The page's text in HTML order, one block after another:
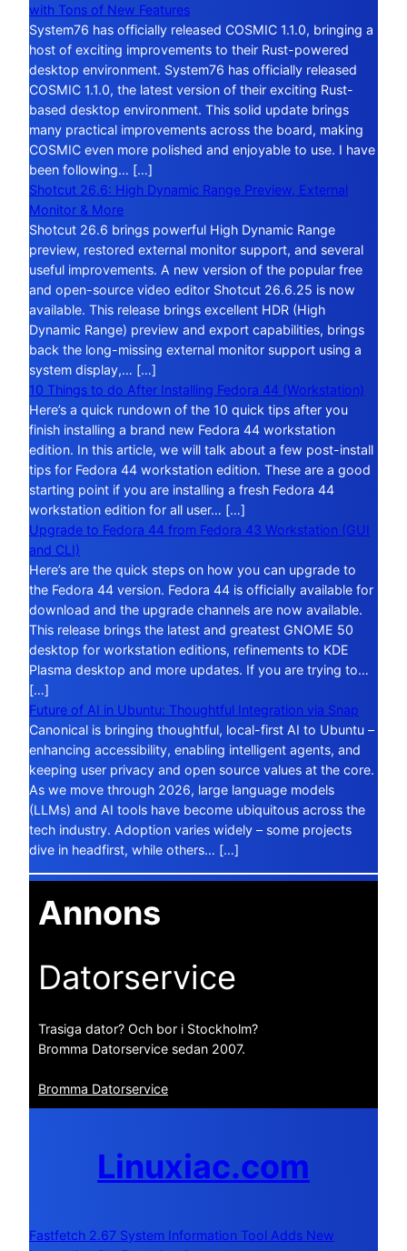
with Tons of New Features
System76 has officially released COSMIC 1.1.0, bringing a
host of exciting improvements to their Rust-powered
desktop environment. System76 has officially released
COSMIC 1.1.0, the latest version of their exciting Rust-
based desktop environment. This solid update brings
many practical improvements across the board, making
COSMIC even more polished and enjoyable to use. I have
been following… […]
Shotcut 26.6: High Dynamic Range Preview, External
Monitor & More
Shotcut 26.6 brings powerful High Dynamic Range
preview, restored external monitor support, and several
useful improvements. A new version of the popular free
and open-source video editor Shotcut 26.6.25 is now
available. This release brings excellent HDR (High
Dynamic Range) preview and export capabilities, brings
back the long-missing external monitor support using a
system display,… […]
10 Things to do After Installing Fedora 44 (Workstation)
Here’s a quick rundown of the 10 quick tips after you
finish installing a brand new Fedora 44 workstation
edition. In this article, we will talk about a few post-install
tips for Fedora 44 workstation edition. These are a good
starting point if you are installing a fresh Fedora 44
workstation edition for all user… […]
Upgrade to Fedora 44 from Fedora 43 Workstation (GUI
and CLI)
Here’s are the quick steps on how you can upgrade to
the Fedora 44 version. Fedora 44 is officially available for
download and the upgrade channels are now available.
This release brings the latest and greatest GNOME 50
desktop for workstation editions, refinements to KDE
Plasma desktop and more updates. If you are trying to…
[…]
Future of AI in Ubuntu: Thoughtful Integration via Snap
Canonical is bringing thoughtful, local-first AI to Ubuntu –
enhancing accessibility, enabling intelligent agents, and
keeping user privacy and open source values at the core.
As we move through 2026, large language models
(LLMs) and AI tools have become ubiquitous across the
tech industry. Adoption varies widely – some projects
dive in headfirst, while others… […]
Annons
Datorservice
Trasiga dator? Och bor i Stockholm?
Bromma Datorservice sedan 2007.
Bromma Datorservice
Linuxiac.com
Fastfetch 2.67 System Information Tool Adds New